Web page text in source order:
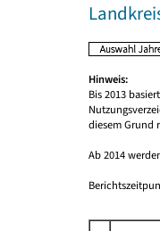
Hinweis:
Bis 2013
diesem Grund
Ab 2014